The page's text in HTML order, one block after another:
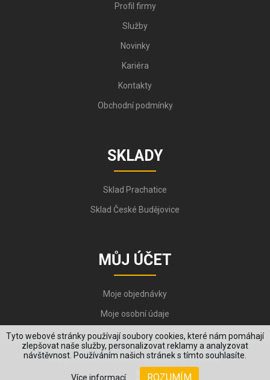
Tyto webové stránky používají soubory cookies, které nám pomáhají
zlepšovat naše služby, personalizovat reklamy a analyzovat
návštěvnost. Používáním našich stránek s tímto souhlasíte.
Více informací ROZUMÍM
Profil firmy
Služby
Novinky
Kariéra
Kontakty
Obchodní podmínky
SKLADY
Sklad Prachatice
Sklad České Budějovice
MŮJ ÚČET
Moje objednávky
Moje osobní údaje
Copyright © 2006-2026, VYKOV STEEL s.r.o. All Rights Reserved.
Created by